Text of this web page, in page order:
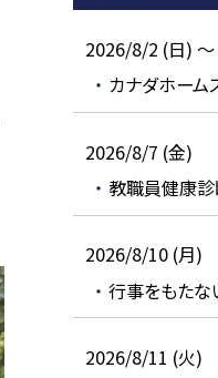
2026/8/2 (日)
カナダホーム
2026/8/7 (金)
教職員健康
2026/8/10 (月)
行事をもたな
2026/8/11 (火)